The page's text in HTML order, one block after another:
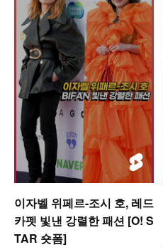
이자벨 위페르-조시 호, 레드
카펫 빛낸 강렬한 패션 [O! S
TAR 숏폼]